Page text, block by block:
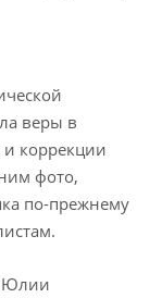
веры в
коррекции
фото,
по-прежнему
Юлии